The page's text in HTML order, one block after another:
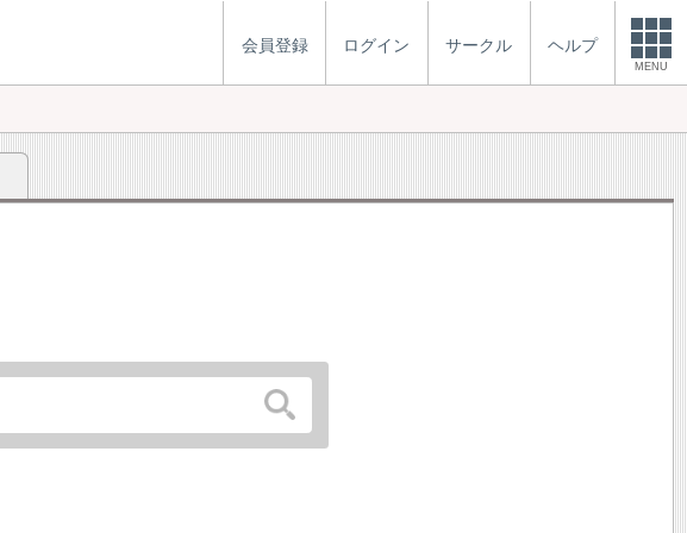
会員登録 ログイン サークル ヘルプ
MENU